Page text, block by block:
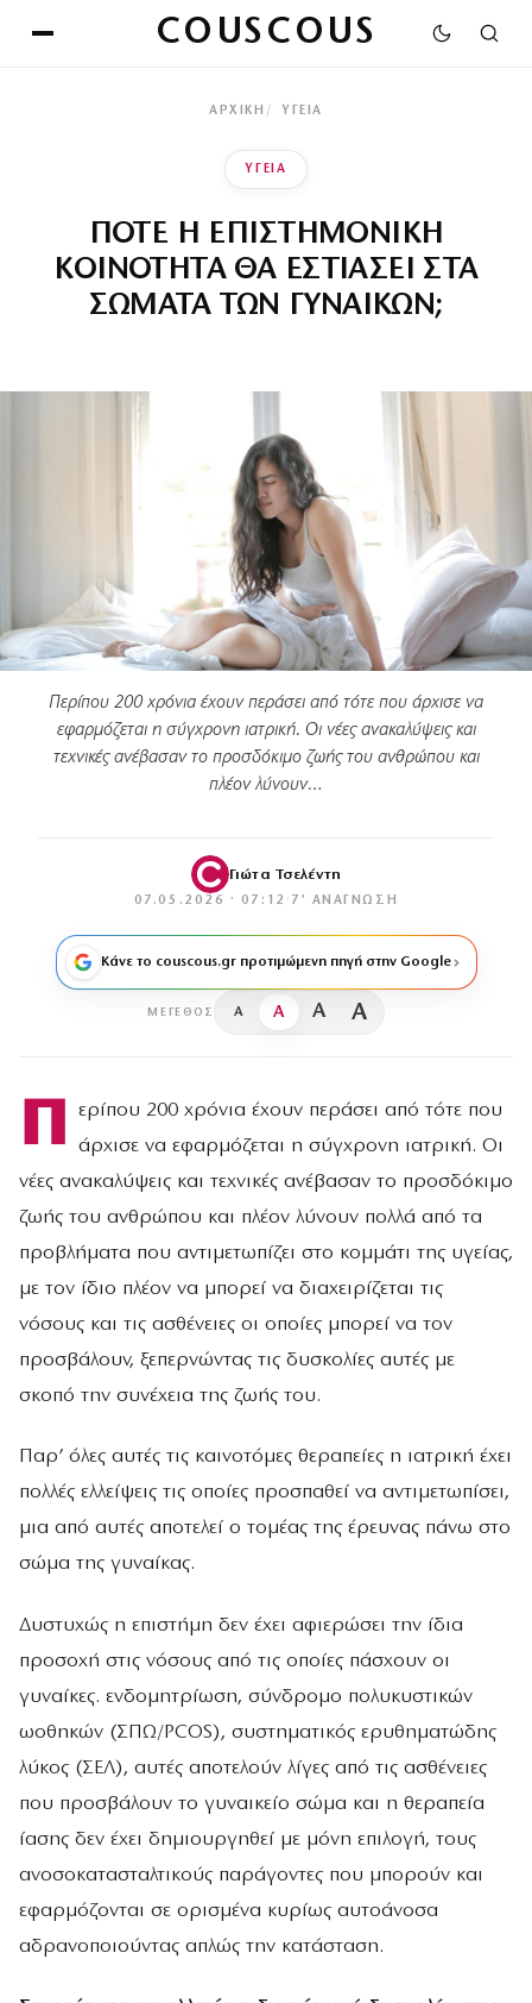
COUSCOUS
ΑΡΧΙΚΉ ΥΓΕΙΑ
ΥΓΕΙΑ
ΠΟΤΕ Η ΕΠΙΣΤΗΜΟΝΙΚΗ
ΚΟΙΝΟΤΗΤΑ ΘΑ ΕΣΤΙΑΣΕΙ ΣΤΑ
ΣΩΜΑΤΑ ΤΩΝ ΓΥΝΑΙΚΩΝ;
Περίπου 200 χρόνια έχουν περάσει από τότε που άρχισε να
εφαρμόζεται η σύγχρονη ιατρική. Οι νέες ανακαλύψεις και
τεχνικές ανέβασαν το προσδόκιμο ζωής του ανθρώπου και
πλέον λύνουν…
Γιώτα Τσελέντη
07.05.2026 · 07:12 · 7′ ΑΝΆΓΝΩΣΗ
Κάνε το couscous.gr προτιμώμενη πηγή στην Google
ΜΈΓΕΘΟΣ A A A A
Π
ερίπου 200 χρόνια έχουν περάσει από τότε που
άρχισε να εφαρμόζεται η σύγχρονη ιατρική. Οι
νέες ανακαλύψεις και τεχνικές ανέβασαν το προσδόκιμο
ζωής του ανθρώπου και πλέον λύνουν πολλά από τα
προβλήματα που αντιμετωπίζει στο κομμάτι της υγείας,
με τον ίδιο πλέον να μπορεί να διαχειρίζεται τις
νόσους και τις ασθένειες οι οποίες μπορεί να τον
προσβάλουν, ξεπερνώντας τις δυσκολίες αυτές με
σκοπό την συνέχεια της ζωής του.
Παρ’ όλες αυτές τις καινοτόμες θεραπείες η ιατρική έχει
πολλές ελλείψεις τις οποίες προσπαθεί να αντιμετωπίσει,
μια από αυτές αποτελεί ο τομέας της έρευνας πάνω στο
σώμα της γυναίκας.
Δυστυχώς η επιστήμη δεν έχει αφιερώσει την ίδια
προσοχή στις νόσους από τις οποίες πάσχουν οι
γυναίκες. ενδομητρίωση, σύνδρομο πολυκυστικών
ωοθηκών (ΣΠΩ/PCOS), συστηματικός ερυθηματώδης
λύκος (ΣΕΛ), αυτές αποτελούν λίγες από τις ασθένειες
που προσβάλουν το γυναικείο σώμα και η θεραπεία
ίασης δεν έχει δημιουργηθεί με μόνη επιλογή, τους
ανοσοκατασταλτικούς παράγοντες που μπορούν και
εφαρμόζονται σε ορισμένα κυρίως αυτοάνοσα
αδρανοποιούντας απλώς την κατάσταση.